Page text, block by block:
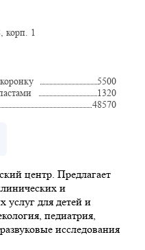
корп. 1
5500
1320
48570
центр. Предлагает
и
услуг для детей и
педиатрия,
исследования
массаж, мануальная